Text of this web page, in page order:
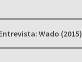
Wado (2015)